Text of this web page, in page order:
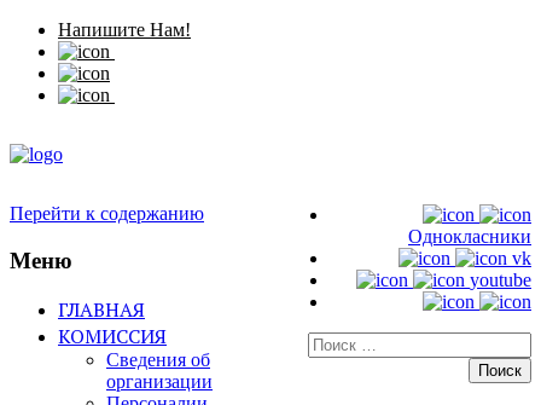
Напишите Нам!
Однокласники
vk
youtube
Искать:
Перейти к содержанию
Меню
ГЛАВНАЯ
КОМИССИЯ
Сведения об
организации